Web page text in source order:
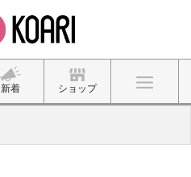
新着 ショップ